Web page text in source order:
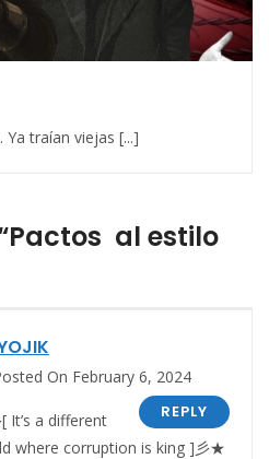
traían viejas [...]
al estilo
On February 6, 2024
REPLY
It’s a different
where corruption is king ]彡★